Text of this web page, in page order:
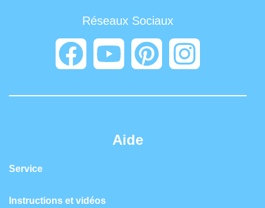
Réseaux Sociaux
Aide
Service
Instructions et vidéos